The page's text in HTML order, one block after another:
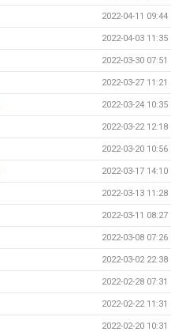
2022-04-11 09:44
2022-04-03 11:35
2022-03-30 07:51
2022-03-27 11:21
2022-03-24 10:35
2022-03-22 12:18
2022-03-20 10:56
2022-03-17 14:10
2022-03-13 11:28
2022-03-11 08:27
2022-03-08 07:26
2022-03-02 22:38
2022-02-28 07:31
2022-02-22 11:31
2022-02-20 10:31